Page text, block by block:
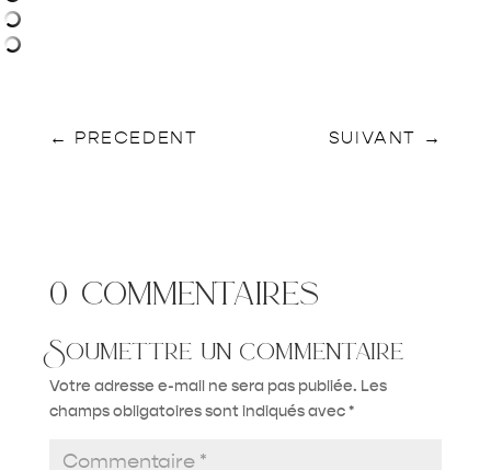
← PRECEDENT SUIVANT →
0 commentaires
Soumettre un commentaire
Votre adresse e-mail ne sera pas publiée. Les
champs obligatoires sont indiqués avec*